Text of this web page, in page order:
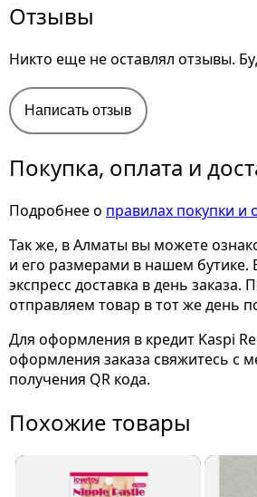
Отзывы
Никто еще не оставлял отзывы.
Написать отзыв
Покупка, оплата и
Подробнее о правилах покупки и
Так же, в Алматы вы можете
и его размерами в нашем бутике.
экспресс доставка в день заказа.
отправляем товар в тот же день
Для оформления в кредит Kaspi
оформления заказа свяжитесь с
получения QR кода.
Похожие товары